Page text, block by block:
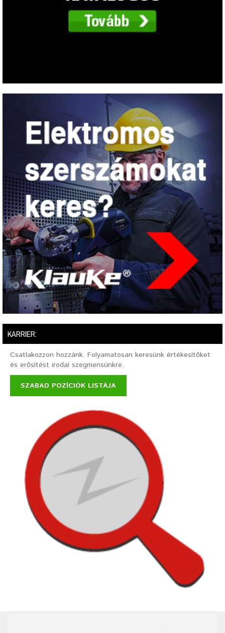
KARRIER:
Csatlakozzon hozzánk. Folyamatosan keresünk értékesítőket
és erősítést irodai szegmensünkre.
SZABAD POZÍCIÓK LISTÁJA